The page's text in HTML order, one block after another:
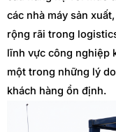
các nhà máy sản
rộng rãi trong
lĩnh vực công nghiệp
một trong những lý
khách hàng ổn định.